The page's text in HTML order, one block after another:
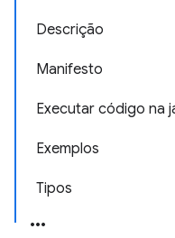
Descrição
Manifesto
Executar código na
Exemplos
Tipos